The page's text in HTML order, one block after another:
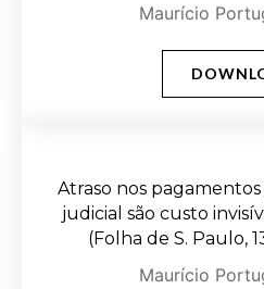
Maurício
Atraso nos
judicial são custo
(Folha de S. Paulo,
Maurício